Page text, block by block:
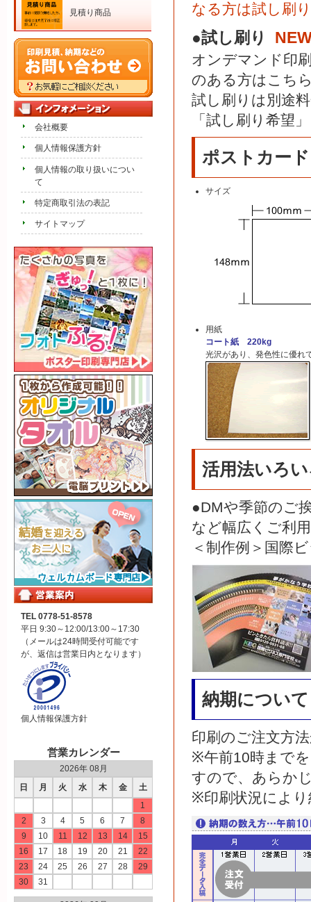
なる方は試し刷
●試し刷り
オンデマンド印
のある方はこち
試し刷りは別途
「試し刷り希望
ポストカー
サイズ
用紙
コート紙 220kg
光沢があり、発色性に優れ
活用法いろ
●DMや季節のご
など幅広くご利
＜制作例＞国際
納期について
印刷のご注文方
※午前10時まで
すので、あらか
※印刷状況によ
見積り商品
会社概要
個人情報保護方針
個人情報の取り扱いについ
て
特定商取引法の表記
サイトマップ
TEL 0778-51-8578
平日 9:30～12:00/13:00～17:30
（メールは24時間受付可能です
が、返信は営業日内となります）
個人情報保護方針
営業カレンダー
2026年 08月
日
月 火 水 木 金
土
1
2
3 4 5 6 7
8
9
10 11 12 13 14
15
16
17 18 19 20 21
22
23
24 25 26 27 28
29
30
31